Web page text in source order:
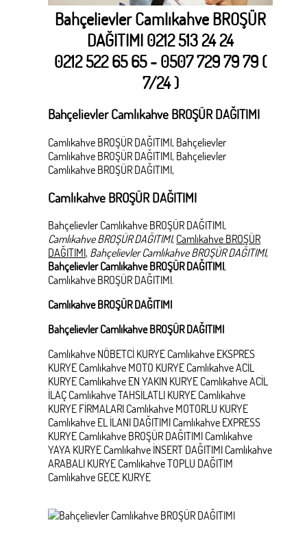
Bahçelievler Camlıkahve BROŞÜR
DAĞITIMI 0212 513 24 24
0212 522 65 65 - 0507 729 79 79 (
7/24 )
Bahçelievler Camlıkahve BROŞÜR DAĞITIMI
Camlıkahve BROŞÜR DAĞITIMI, Bahçelievler
Camlıkahve BROŞÜR DAĞITIMI, Bahçelievler
Camlıkahve BROŞÜR DAĞITIMI,
Camlıkahve BROŞÜR DAĞITIMI
Bahçelievler Camlıkahve BROŞÜR DAĞITIMI,
Camlıkahve BROŞÜR DAĞITIMI, Camlıkahve BROŞÜR
DAĞITIMI, Bahçelievler Camlıkahve BROŞÜR DAĞITIMI,
Bahçelievler Camlıkahve BROŞÜR DAĞITIMI,
Camlıkahve BROŞÜR DAĞITIMI.
Camlıkahve BROŞÜR DAĞITIMI
Bahçelievler Camlıkahve BROŞÜR DAĞITIMI
Camlıkahve NÖBETCİ KURYE Camlıkahve EKSPRES
KURYE Camlıkahve MOTO KURYE Camlıkahve ACİL
KURYE Camlıkahve EN YAKIN KURYE Camlıkahve ACİL
İLAÇ Camlıkahve TAHSİLATLI KURYE Camlıkahve
KURYE FİRMALARI Camlıkahve MOTORLU KURYE
Camlıkahve EL İLANI DAĞITIMI Camlıkahve EXPRESS
KURYE Camlıkahve BROŞÜR DAĞITIMI Camlıkahve
YAYA KURYE Camlıkahve İNSERT DAĞITIMI Camlıkahve
ARABALI KURYE Camlıkahve TOPLU DAĞITIM
Camlıkahve GECE KURYE